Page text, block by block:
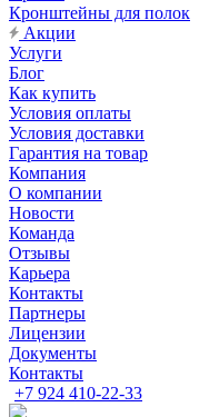
Кронштейны для полок
Акции
Услуги
Блог
Как купить
Условия оплаты
Условия доставки
Гарантия на товар
Компания
О компании
Новости
Команда
Отзывы
Карьера
Контакты
Партнеры
Лицензии
Документы
Контакты
+7 924 410-22-33